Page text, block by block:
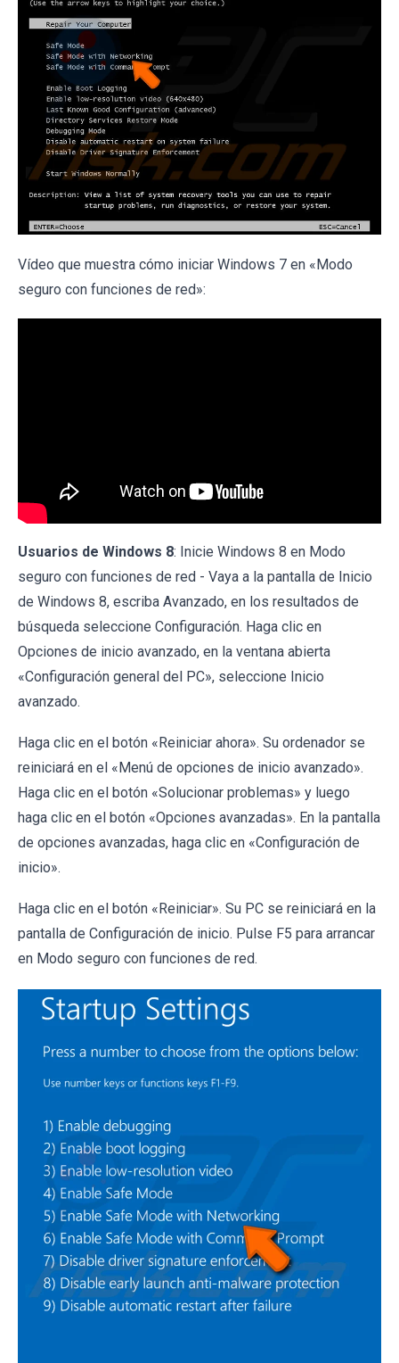
Vídeo que muestra cómo iniciar Windows 7 en «Modo
seguro con funciones de red»:
Usuarios de Windows 8: Inicie Windows 8 en Modo
seguro con funciones de red - Vaya a la pantalla de Inicio
de Windows 8, escriba Avanzado, en los resultados de
búsqueda seleccione Configuración. Haga clic en
Opciones de inicio avanzado, en la ventana abierta
«Configuración general del PC», seleccione Inicio
avanzado.
Haga clic en el botón «Reiniciar ahora». Su ordenador se
reiniciará en el «Menú de opciones de inicio avanzado».
Haga clic en el botón «Solucionar problemas» y luego
haga clic en el botón «Opciones avanzadas». En la pantalla
de opciones avanzadas, haga clic en «Configuración de
inicio».
Haga clic en el botón «Reiniciar». Su PC se reiniciará en la
pantalla de Configuración de inicio. Pulse F5 para arrancar
en Modo seguro con funciones de red.